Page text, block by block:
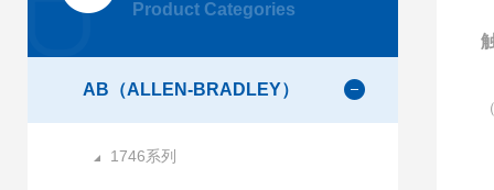
Product Categories
AB（ALLEN-BRADLEY）
1746系列